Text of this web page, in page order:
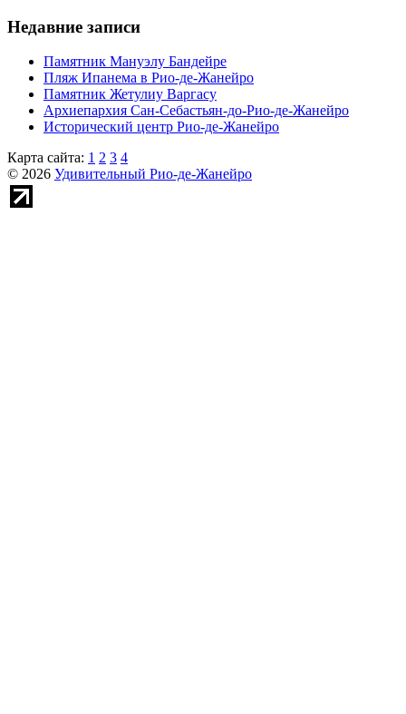
Недавние записи
Памятник Мануэлу Бандейре
Пляж Ипанема в Рио-де-Жанейро
Памятник Жетулиу Варгасу
Архиепархия Сан-Себастьян-до-Рио-де-Жанейро
Исторический центр Рио-де-Жанейро
Карта сайта: 1 2 3 4
© 2026 Удивительный Рио-де-Жанейро